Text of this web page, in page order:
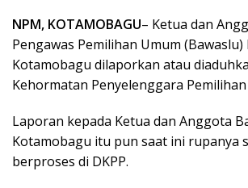
NPM, KOTAMOBAGU– Ketua dan
Pengawas Pemilihan Umum (Bawaslu)
Kotamobagu dilaporkan atau
Kehormatan Penyelenggara Pemilihan
Laporan kepada Ketua dan Anggota
Kotamobagu itu pun saat ini rupanya
berproses di DKPP.